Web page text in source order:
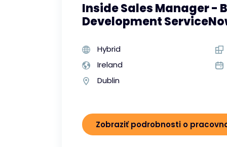
Inside Sales Manager -
Development
Hybrid
Ireland
Dublin
Zobraziť podrobnosti o